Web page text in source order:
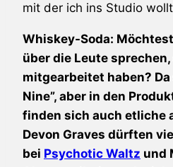
mit der ich ins Studio
Whiskey-Soda:
über die Leute
mitgearbeitet haben?
Nine”, aber in den
finden sich auch etliche
Devon Graves dürften
bei Psychotic Waltz und